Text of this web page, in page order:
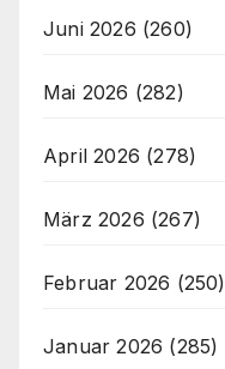
Juni 2026 (260)
Mai 2026 (282)
April 2026 (278)
März 2026 (267)
Februar 2026 (250)
Januar 2026 (285)